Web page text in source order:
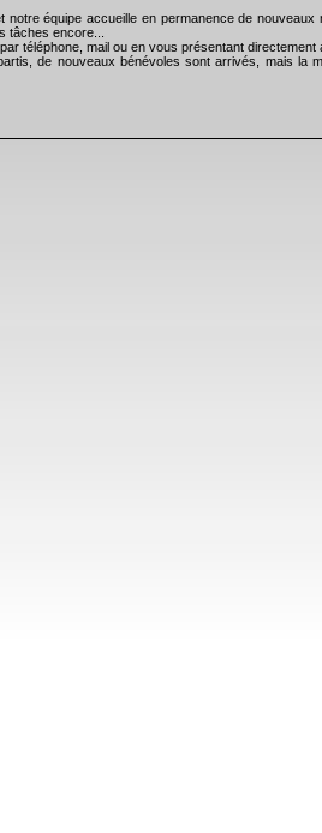
notre équipe accueille en permanence de
tâches encore...
téléphone, mail ou en vous présentant directement
de nouveaux bénévoles sont arrivés, mais la